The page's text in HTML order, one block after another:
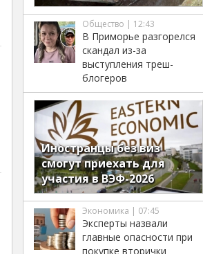
Общество | 12:43
В Приморье разгорелся
скандал из-за
выступления треш-
блогеров
Иностранцы без виз
смогут приехать для
участия в ВЭФ-2026
Экономика | 07:45
Эксперты назвали
главные опасности при
покупке вторички